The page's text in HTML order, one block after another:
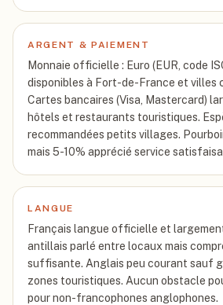
ARGENT & PAIEMENT
Monnaie officielle : Euro (EUR, code
disponibles à Fort-de-France et villes
Cartes bancaires (Visa, Mastercard)
hôtels et restaurants touristiques.
recommandées petits villages.
mais 5-10% apprécié service
LANGUE
Français langue officielle et
antillais parlé entre locaux mais
suffisante. Anglais peu courant sauf
zones touristiques. Aucun obstacle
pour non-francophones anglophones.